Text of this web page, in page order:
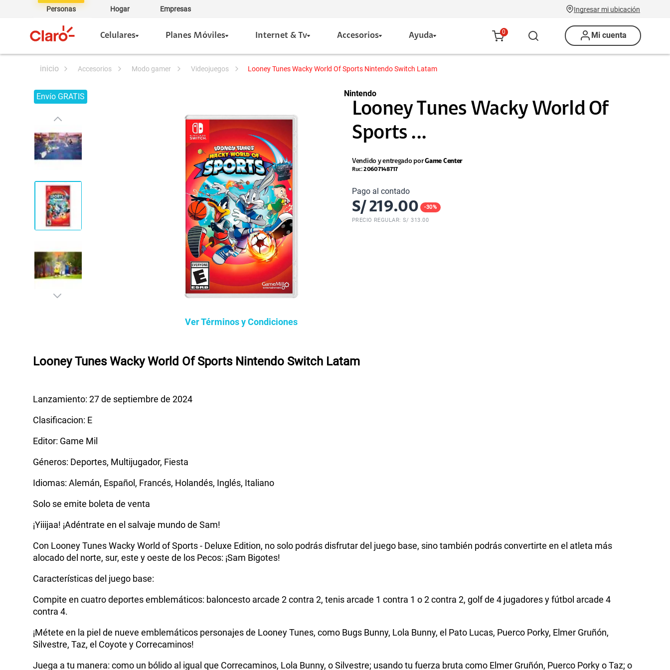
Personas Hogar Empresas Ingresar mi ubicación
Celulares Planes Móviles Internet & Tv Accesorios Ayuda 0 Mi cuenta
accesorios modo gamer videojuegos Looney Tunes Wacky World Of Sports Nintendo Switch Latam
Envío GRATIS
Ver Términos y Condiciones
Nintendo
Looney Tunes Wacky World Of
Sports ...
Vendido y entregado porGame Center
Ruc:20607148717
Pago al contado
S/ 219.00 -30%
PRECIO REGULAR: S/313.00
Looney Tunes Wacky World Of Sports Nintendo Switch Latam
Lanzamiento: 27 de septiembre de 2024
Clasificacion: E
Editor: Game Mil
Géneros: Deportes, Multijugador, Fiesta
Idiomas: Alemán, Español, Francés, Holandés, Inglés, Italiano
Solo se emite boleta de venta
¡Yiiijaa! ¡Adéntrate en el salvaje mundo de Sam!
Con Looney Tunes Wacky World of Sports - Deluxe Edition, no solo podrás disfrutar del juego base, sino también podrás convertirte en el atleta más
alocado del norte, sur, este y oeste de los Pecos: ¡Sam Bigotes!
Características del juego base:
Compite en cuatro deportes emblemáticos: baloncesto arcade 2 contra 2, tenis arcade 1 contra 1 o 2 contra 2, golf de 4 jugadores y fútbol arcade 4
contra 4.
¡Métete en la piel de nueve emblemáticos personajes de Looney Tunes, como Bugs Bunny, Lola Bunny, el Pato Lucas, Puerco Porky, Elmer Gruñón,
Silvestre, Taz, el Coyote y Correcaminos!
Juega a tu manera: como un bólido al igual que Correcaminos, Lola Bunny, o Silvestre; usando tu fuerza bruta como Elmer Gruñón, Puerco Porky o Taz; o